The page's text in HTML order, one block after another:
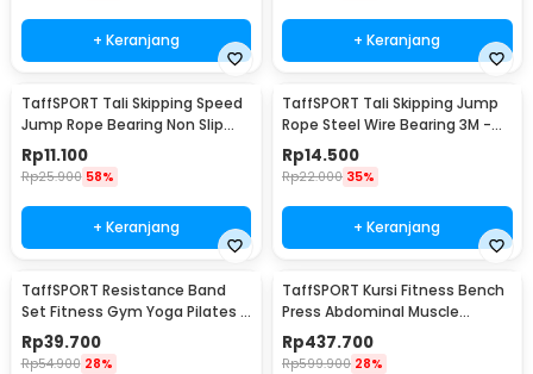
+ Keranjang + Keranjang
TaffSPORT Tali Skipping Speed
Jump Rope Bearing Non Slip
Sports Weight - JR05
Rp11.100
Rp25.900 58%
+ Keranjang
TaffSPORT Tali Skipping Jump
Rope Steel Wire Bearing 3M -
D053
Rp14.500
Rp22.000 35%
+ Keranjang
TaffSPORT Resistance Band
Set Fitness Gym Yoga Pilates 11
PCS - YR2-11
Rp39.700
Rp54.900 28%
TaffSPORT Kursi Fitness Bench
Press Abdominal Muscle
Foldable - YC-300
Rp437.700
Rp599.900 28%